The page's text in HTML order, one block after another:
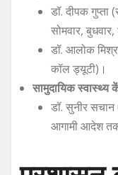
मुख्य चिकित्सा एवं
कि संबंधित चिकित्सक
भी सूचना पर तत्काल
साथ ही, ड्यूटी अवधि के
प्रतिबंध लगा दिया गया
संवेदनशील स्वास्थ्य